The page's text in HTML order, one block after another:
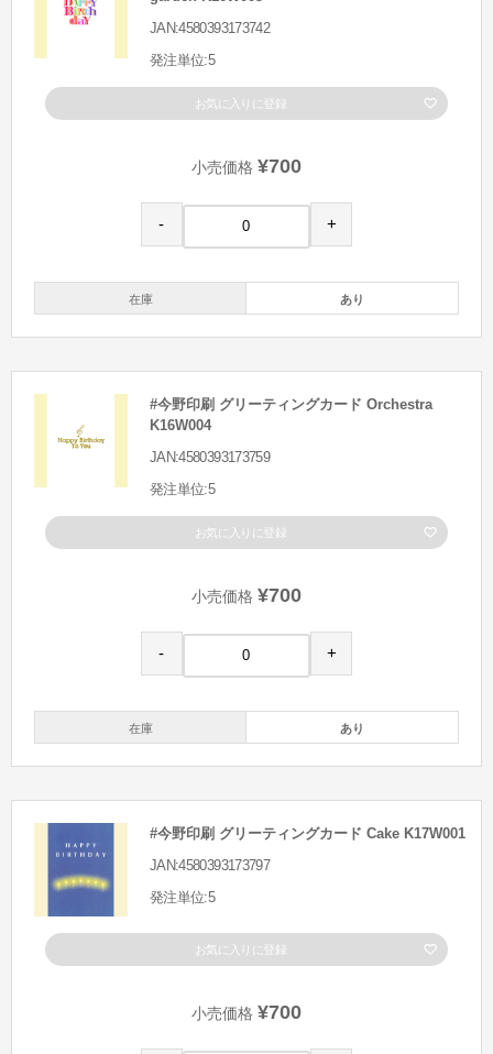
JAN:4580393173742
発注単位:5
お気に入りに登録
小売価格 ¥700
- +
在庫 あり
#今野印刷 グリーティングカード Orchestra
K16W004
JAN:4580393173759
発注単位:5
お気に入りに登録
小売価格 ¥700
- +
在庫 あり
#今野印刷 グリーティングカード Cake K17W001
JAN:4580393173797
発注単位:5
お気に入りに登録
小売価格 ¥700